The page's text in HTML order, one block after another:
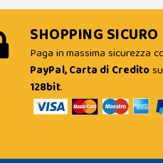
SHOPPING SICURO
Paga in massima sicurezza
PayPal, Carta di Creditosu
128bit.